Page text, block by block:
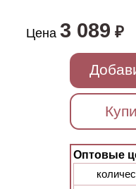
Цена 3 089 ₽
Оптовые